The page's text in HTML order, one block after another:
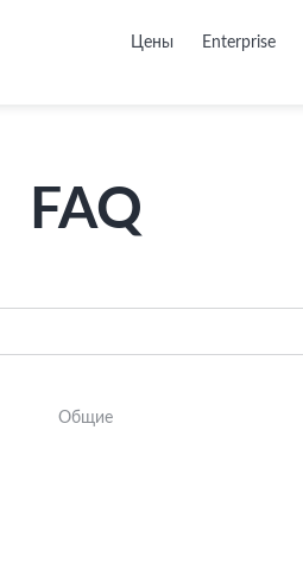
Цены Enterprise
FAQ
Общие